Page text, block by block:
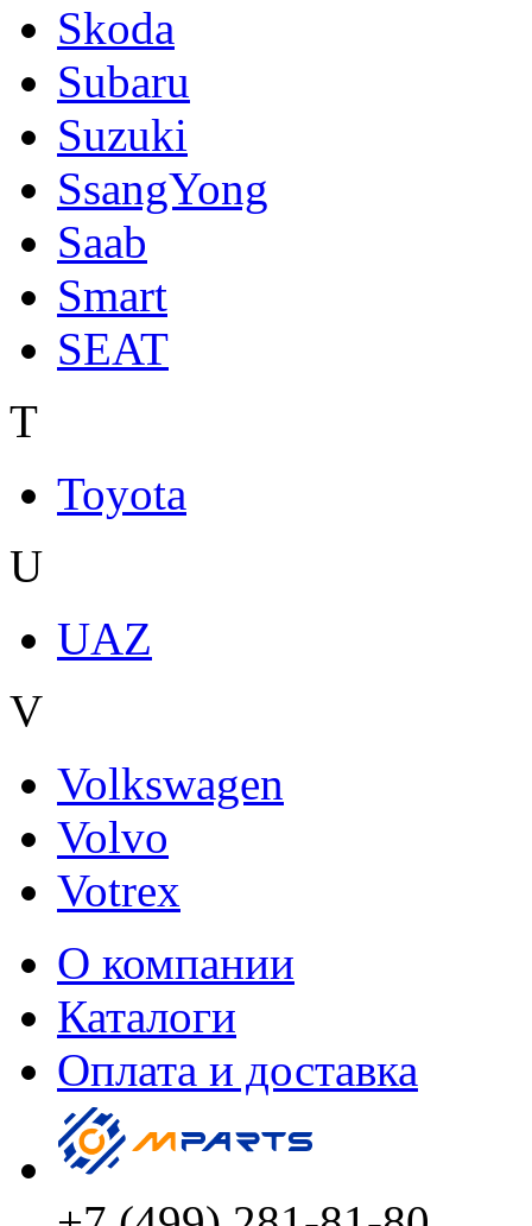
Skoda
Subaru
Suzuki
SsangYong
Saab
Smart
SEAT
T
Toyota
U
UAZ
V
Volkswagen
Volvo
Votrex
О компании
Каталоги
Оплата и доставка